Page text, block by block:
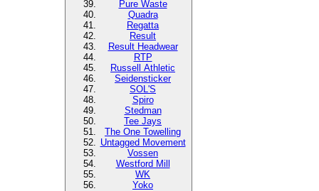
Pure Waste
Quadra
Regatta
Result
Result Headwear
RTP
Russell Athletic
Seidensticker
SOL'S
Spiro
Stedman
Tee Jays
The One Towelling
Untagged Movement
Vossen
Westford Mill
WK
Yoko